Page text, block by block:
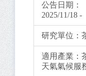
公告日期：
2025/11/18 -
研究單位：
適用產業：
天氣氣候服